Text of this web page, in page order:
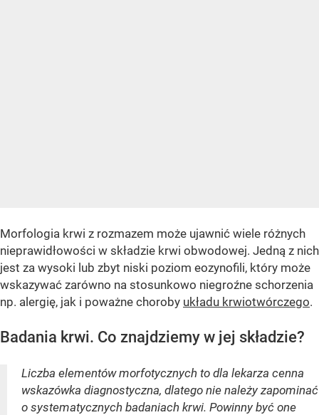
Morfologia krwi z rozmazem może ujawnić wiele różnych
nieprawidłowości w składzie krwi obwodowej. Jedną z nich
jest za wysoki lub zbyt niski poziom eozynofili, który może
wskazywać zarówno na stosunkowo niegroźne schorzenia
np. alergię, jak i poważne choroby układu krwiotwórczego.
Badania krwi. Co znajdziemy w jej składzie?
Liczba elementów morfotycznych to dla lekarza cenna
wskazówka diagnostyczna, dlatego nie należy zapominać
o systematycznych badaniach krwi. Powinny być one